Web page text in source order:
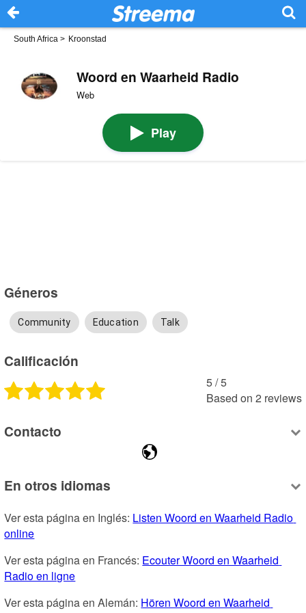
South Africa > Kroonstad
Woord en Waarheid Radio
Web
Play
Géneros
Community Education Talk
Calificación
5 /5
Based on 2 reviews
Contacto
En otros idiomas
Ver esta página en Inglés: Listen Woord en Waarheid Radio
online
Ver esta página en Francés: Ecouter Woord en Waarheid
Radio en ligne
Ver esta página en Alemán: Hören Woord en Waarheid